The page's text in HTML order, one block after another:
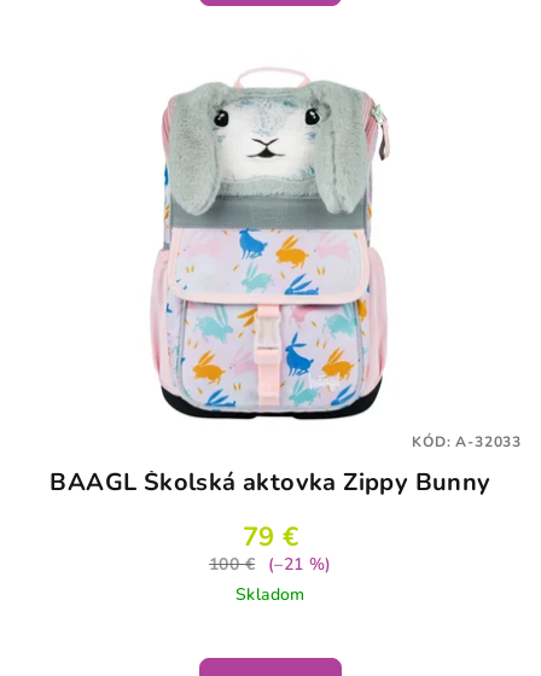
BAAGL Školská aktovka Zippy Bunny
79 €
100 €
(–21 %)
Skladom
KÓD:A-32033